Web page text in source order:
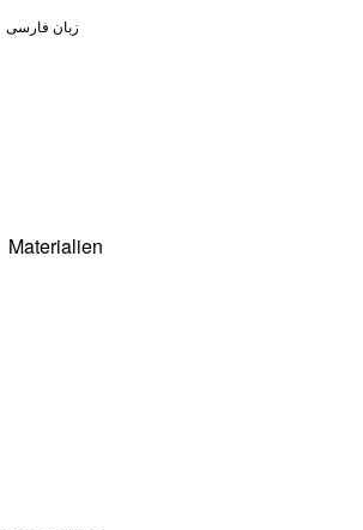
زبان فارسی
Materialien